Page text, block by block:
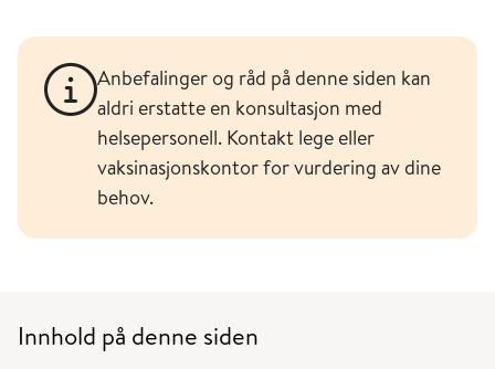
Anbefalinger og råd på denne siden kan
aldri erstatte en konsultasjon med
helsepersonell. Kontakt lege eller
vaksinasjonskontor for vurdering av dine
behov.
Innhold på denne siden